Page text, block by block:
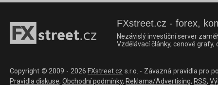
FXstreet.cz - forex,
Nezávislý investiční server
Vzdělávací články, cenové
Copyright © 2009 - 2026 FXstreet.cz s.r.o. - Závazná pravidla pro
Pravidla diskuse, Obchodní podmínky, Reklama/Advertising, RSS,